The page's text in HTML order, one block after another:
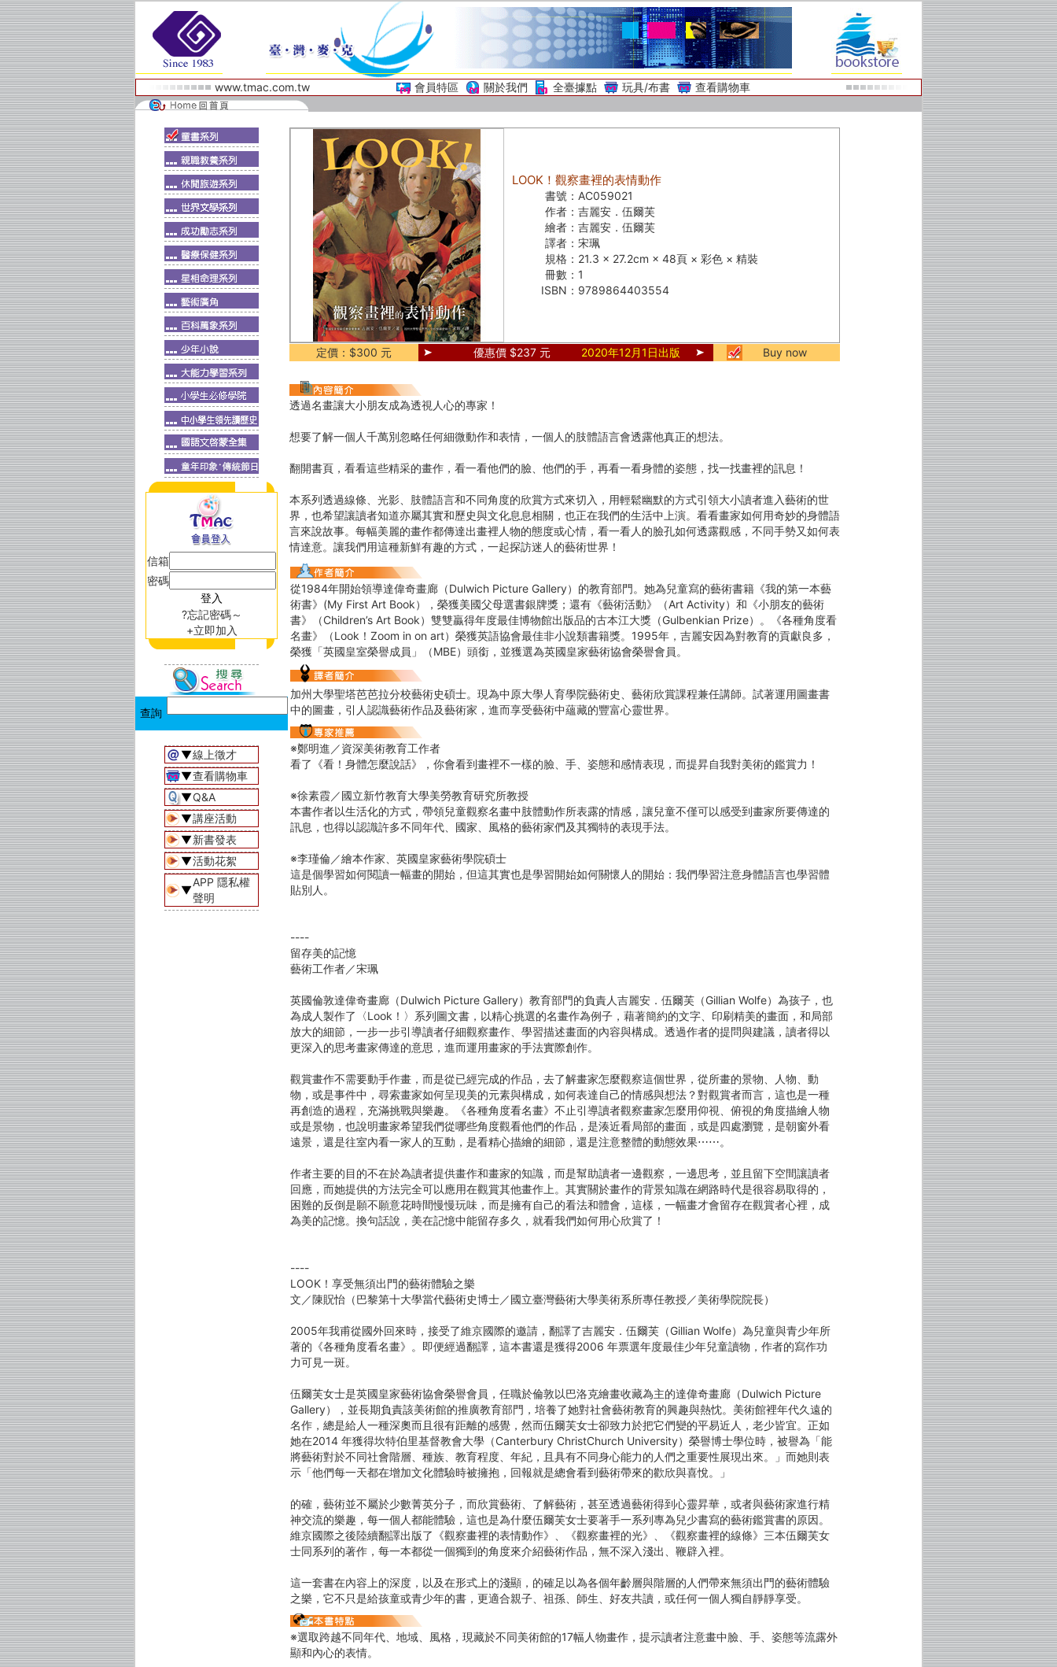
www.tmac.com.tw 會員特區 關於我們 全臺據點 玩具/布書 查看購物車
信箱
密碼
?忘記密碼～
+立即加入
▼線上徵才
▼查看購物車
▼Q&A
▼講座活動
▼新書發表
▼活動花絮
▼
APP 隱私權
聲明
LOOK！觀察畫裡的表情動作
書號： AC059021
作者： 吉麗安．伍爾芙
繪者： 吉麗安．伍爾芙
譯者： 宋珮
規格： 21.3 × 27.2cm × 48頁 × 彩色 × 精裝
冊數： 1
ISBN： 9789864403554
定價：$300 元 優惠價 $237 元 2020年12月1日出版 Buy now
透過名畫讓大小朋友成為透視人心的專家！
想要了解一個人千萬別忽略任何細微動作和表情，一個人的肢體語言會透露他真正的想法。
翻開書頁，看看這些精采的畫作，看一看他們的臉、他們的手，再看一看身體的姿態，找一找畫裡的訊息！
本系列透過線條、光影、肢體語言和不同角度的欣賞方式來切入，用輕鬆幽默的方式引領大小讀者進入藝術的世
界，也希望讓讀者知道亦屬其實和歷史與文化息息相關，也正在我們的生活中上演。看看畫家如何用奇妙的身體語
言來說故事。每幅美麗的畫作都傳達出畫裡人物的態度或心情，看一看人的臉孔如何透露觀感，不同手勢又如何表
情達意。讓我們用這種新鮮有趣的方式，一起探訪迷人的藝術世界！
從1984年開始領導達偉奇畫廊（Dulwich Picture Gallery）的教育部門。她為兒童寫的藝術書籍《我的第一本藝
術書》(My First Art Book），榮獲美國父母選書銀牌獎；還有《藝術活動》（Art Activity）和《小朋友的藝術
書》（Children’s Art Book）雙雙贏得年度最佳博物館出版品的古本江大獎（Gulbenkian Prize）。《各種角度看
名畫》（Look！Zoom in on art）榮獲英語協會最佳非小說類書籍獎。1995年，吉麗安因為對教育的貢獻良多，
榮獲「英國皇室榮譽成員」（MBE）頭銜，並獲選為英國皇家藝術協會榮譽會員。
加州大學聖塔芭芭拉分校藝術史碩士。現為中原大學人育學院藝術史、藝術欣賞課程兼任講師。試著運用圖畫書
中的圖畫，引人認識藝術作品及藝術家，進而享受藝術中蘊藏的豐富心靈世界。
※鄭明進／資深美術教育工作者
看了《看！身體怎麼說話》，你會看到畫裡不一樣的臉、手、姿態和感情表現，而提昇自我對美術的鑑賞力！
※徐素霞／國立新竹教育大學美勞教育研究所教授
本書作者以生活化的方式，帶領兒童觀察名畫中肢體動作所表露的情感，讓兒童不僅可以感受到畫家所要傳達的
訊息，也得以認識許多不同年代、國家、風格的藝術家們及其獨特的表現手法。
※李瑾倫／繪本作家、英國皇家藝術學院碩士
這是個學習如何閱讀一幅畫的開始，但這其實也是學習開始如何關懷人的開始：我們學習注意身體語言也學習體
貼別人。
----
留存美的記憶
藝術工作者／宋珮
英國倫敦達偉奇畫廊（Dulwich Picture Gallery）教育部門的負責人吉麗安．伍爾芙（Gillian Wolfe）為孩子，也
為成人製作了〈Look！〉系列圖文書，以精心挑選的名畫作為例子，藉著簡約的文字、印刷精美的畫面，和局部
放大的細節，一步一步引導讀者仔細觀察畫作、學習描述畫面的內容與構成。透過作者的提問與建議，讀者得以
更深入的思考畫家傳達的意思，進而運用畫家的手法實際創作。
觀賞畫作不需要動手作畫，而是從已經完成的作品，去了解畫家怎麼觀察這個世界，從所畫的景物、人物、動
物，或是事件中，尋索畫家如何呈現美的元素與構成，如何表達自己的情感與想法？對觀賞者而言，這也是一種
再創造的過程，充滿挑戰與樂趣。《各種角度看名畫》不止引導讀者觀察畫家怎麼用仰視、俯視的角度描繪人物
或是景物，也說明畫家希望我們從哪些角度觀看他們的作品，是湊近看局部的畫面，或是四處瀏覽，是朝窗外看
遠景，還是往室內看一家人的互動，是看精心描繪的細節，還是注意整體的動態效果⋯⋯。
作者主要的目的不在於為讀者提供畫作和畫家的知識，而是幫助讀者一邊觀察，一邊思考，並且留下空間讓讀者
回應，而她提供的方法完全可以應用在觀賞其他畫作上。其實關於畫作的背景知識在網路時代是很容易取得的，
困難的反倒是願不願意花時間慢慢玩味，而是擁有自己的看法和體會，這樣，一幅畫才會留存在觀賞者心裡，成
為美的記憶。換句話說，美在記憶中能留存多久，就看我們如何用心欣賞了！
----
LOOK！享受無須出門的藝術體驗之樂
文／陳貺怡（巴黎第十大學當代藝術史博士／國立臺灣藝術大學美術系所專任教授／美術學院院長）
2005年我甫從國外回來時，接受了維京國際的邀請，翻譯了吉麗安．伍爾芙（Gillian Wolfe）為兒童與青少年所
著的《各種角度看名畫》。即便經過翻譯，這本書還是獲得2006 年票選年度最佳少年兒童讀物，作者的寫作功
力可見一斑。
伍爾芙女士是英國皇家藝術協會榮譽會員，任職於倫敦以巴洛克繪畫收藏為主的達偉奇畫廊（Dulwich Picture
Gallery），並長期負責該美術館的推廣教育部門，培養了她對社會藝術教育的興趣與熱忱。美術館裡年代久遠的
名作，總是給人一種深奧而且很有距離的感覺，然而伍爾芙女士卻致力於把它們變的平易近人，老少皆宜。正如
她在2014 年獲得坎特伯里基督教會大學（Canterbury ChristChurch University）榮譽博士學位時，被譽為「能
將藝術對於不同社會階層、種族、教育程度、年紀，且具有不同身心能力的人們之重要性展現出來。」而她則表
示「他們每一天都在增加文化體驗時被擁抱，回報就是總會看到藝術帶來的歡欣與喜悅。」
的確，藝術並不屬於少數菁英分子，而欣賞藝術、了解藝術，甚至透過藝術得到心靈昇華，或者與藝術家進行精
神交流的樂趣，每一個人都能體驗，這也是為什麼伍爾芙女士要著手一系列專為兒少書寫的藝術鑑賞書的原因。
維京國際之後陸續翻譯出版了《觀察畫裡的表情動作》、《觀察畫裡的光》、《觀察畫裡的線條》三本伍爾芙女
士同系列的著作，每一本都從一個獨到的角度來介紹藝術作品，無不深入淺出、鞭辟入裡。
這一套書在內容上的深度，以及在形式上的淺顯，的確足以為各個年齡層與階層的人們帶來無須出門的藝術體驗
之樂，它不只是給孩童或青少年的書，更適合親子、祖孫、師生、好友共讀，或任何一個人獨自靜靜享受。
※選取跨越不同年代、地域、風格，現藏於不同美術館的17幅人物畫作，提示讀者注意畫中臉、手、姿態等流露外
顯和內心的表情。